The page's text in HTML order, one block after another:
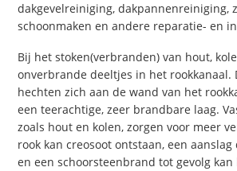
dakgevelreiniging, dakpannenreiniging,
schoonmaken en andere reparatie- en
Bij het stoken(verbranden) van hout,
onverbrande deeltjes in het rookkanaal.
hechten zich aan de wand van het
een teerachtige, zeer brandbare laag.
zoals hout en kolen, zorgen voor meer
rook kan creosoot ontstaan, een
en een schoorsteenbrand tot gevolg kan